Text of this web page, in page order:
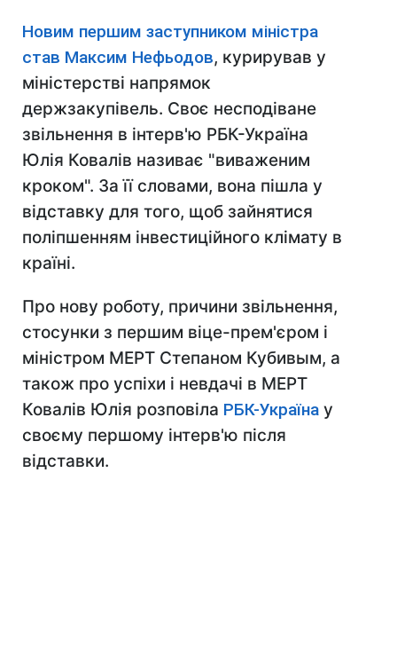
Новим першим заступником міністра
став Максим Нефьодов, курирував у
міністерстві напрямок
держзакупівель. Своє несподіване
звільнення в інтерв'ю РБК-Україна
Юлія Ковалів називає "виваженим
кроком". За її словами, вона пішла у
відставку для того, щоб зайнятися
поліпшенням інвестиційного клімату в
країні.
Про нову роботу, причини звільнення,
стосунки з першим віце-прем'єром і
міністром МЕРТ Степаном Кубивым, а
також про успіхи і невдачі в МЕРТ
Ковалів Юлія розповіла РБК-Україна у
своєму першому інтерв'ю після
відставки.